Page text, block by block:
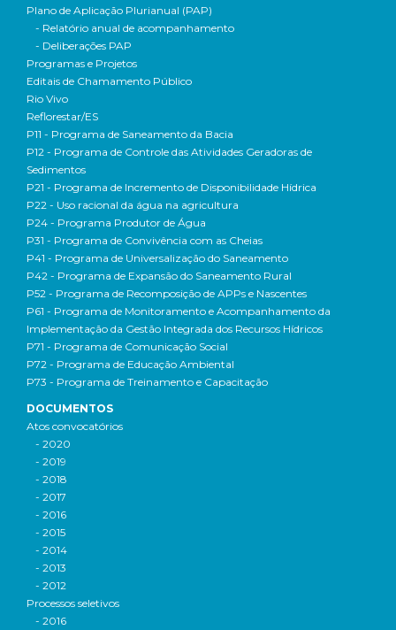
Plano de Aplicação Plurianual (PAP)
- Relatório anual de acompanhamento
- Deliberações PAP
Programas e Projetos
Editais de Chamamento Público
Rio Vivo
Reflorestar/ES
P11 - Programa de Saneamento da Bacia
P12 - Programa de Controle das Atividades Geradoras de
Sedimentos
P21 - Programa de Incremento de Disponibilidade Hídrica
P22 - Uso racional da água na agricultura
P24 - Programa Produtor de Água
P31 - Programa de Convivência com as Cheias
P41 - Programa de Universalização do Saneamento
P42 - Programa de Expansão do Saneamento Rural
P52 - Programa de Recomposição de APPs e Nascentes
P61 - Programa de Monitoramento e Acompanhamento da
Implementação da Gestão Integrada dos Recursos Hídricos
P71 - Programa de Comunicação Social
P72 - Programa de Educação Ambiental
P73 - Programa de Treinamento e Capacitação
DOCUMENTOS
Atos convocatórios
- 2020
- 2019
- 2018
- 2017
- 2016
- 2015
- 2014
- 2013
- 2012
Processos seletivos
- 2016